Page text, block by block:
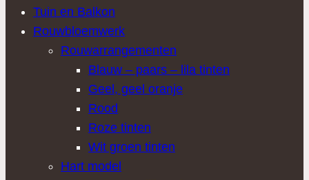
Tuin en Balkon
Rouwbloemwerk
Rouwarrangementen
Blauw – paars – lila tinten
Geel, geel oranje
Rood
Roze tinten
Wit groen tinten
Hart model